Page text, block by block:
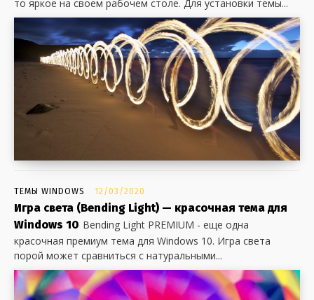
то яркое на своем рабочем столе. Для установки темы...
ТЕМЫ WINDOWS 12/03/2020
Игра света (Bending Light) — красочная тема для
Windows 10 Bending Light PREMIUM - еще одна
красочная премиум тема для Windows 10. Игра света
порой может сравниться с натуральными...